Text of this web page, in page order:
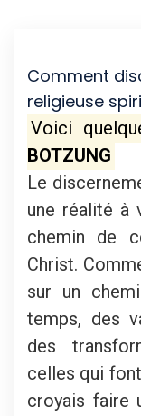
Comment
religieuse
Voici
BOTZUNG
Le
une réalité à
chemin de
Christ.
sur un
temps, des
des
celles qui
croyais faire